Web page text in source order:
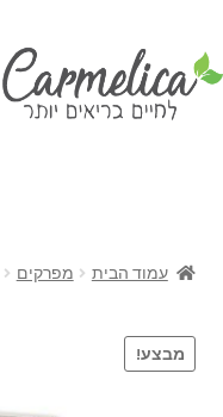
עמוד הבית מפרקים
מבצע!